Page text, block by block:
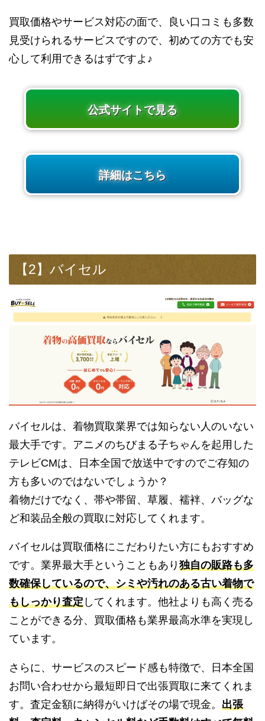
買取価格やサービス対応の面で、良い口コミも多数
見受けられるサービスですので、初めての方でも安
心して利用できるはずですよ♪
公式サイトで見る
詳細はこちら
【2】バイセル
バイセルは、着物買取業界では知らない人のいない
最大手です。アニメのちびまる子ちゃんを起用した
テレビCMは、日本全国で放送中ですのでご存知の
方も多いのではないでしょうか？
着物だけでなく、帯や帯留、草履、襦袢、バッグな
ど和装品全般の買取に対応してくれます。
バイセルは買取価格にこだわりたい方にもおすすめ
です。業界最大手ということもあり 独自の販路も多
数確保しているので、シミや汚れのある古い着物で
もしっかり査定 してくれます。他社よりも高く売る
ことができる分、買取価格も業界最高水準を実現し
ています。
さらに、サービスのスピード感も特徴で、日本全国
お問い合わせから最短即日で出張買取に来てくれま
す。査定金額に納得がいけばその場で現金。 出張